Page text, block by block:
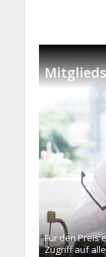
Für den Preis
Zugriff auf